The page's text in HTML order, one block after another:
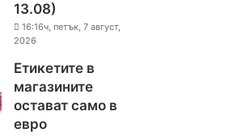
13.08)
16:16ч, петък, 7 август,
2026
Етикетите в
магазините
остават само в
евро